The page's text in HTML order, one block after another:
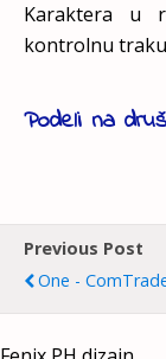
Karaktera u
kontrolnu traku
Podeli na
Previous Post
One -